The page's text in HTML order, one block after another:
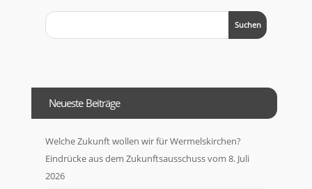
Neueste Beiträge
Welche Zukunft wollen wir für Wermelskirchen?
Eindrücke aus dem Zukunftsausschuss vom 8. Juli
2026